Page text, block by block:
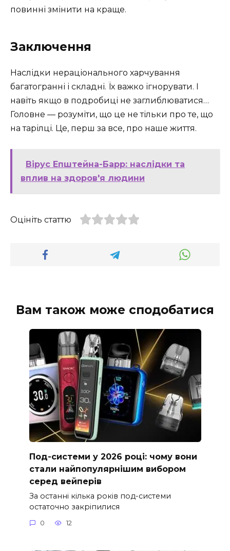
повинні змінити на краще.
Заключення
Наслідки нераціонального харчування
багатогранні і складні. Їх важко ігнорувати. І
навіть якщо в подробиці не заглиблюватися…
Головне — розуміти, що це не тільки про те, що
на тарілці. Це, перш за все, про наше життя.
Вірус Епштейна-Барр: наслідки та
вплив на здоров'я людини
Оцініть статтю
Вам також може сподобатися
Под-системи у 2026 році: чому вони
стали найпопулярнішим вибором
серед вейперів
За останні кілька років под-системи
остаточно закріпилися
0 12